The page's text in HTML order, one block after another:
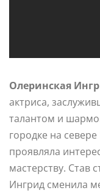
Олеринская
актриса,
талантом и
городке на
проявляла
мастерству. Став
Ингрид сменила